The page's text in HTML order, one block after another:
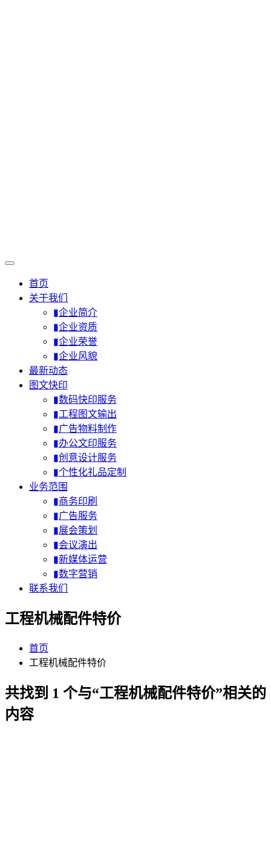
首页
关于我们
▮企业简介
▮企业资质
▮企业荣誉
▮企业风貌
最新动态
图文快印
▮数码快印服务
▮工程图文输出
▮广告物料制作
▮办公文印服务
▮创意设计服务
▮个性化礼品定制
业务范围
▮商务印刷
▮广告服务
▮展会策划
▮会议演出
▮新媒体运营
▮数字营销
联系我们
工程机械配件特价
首页
工程机械配件特价
共找到 1 个与“工程机械配件特价”相关的
内容